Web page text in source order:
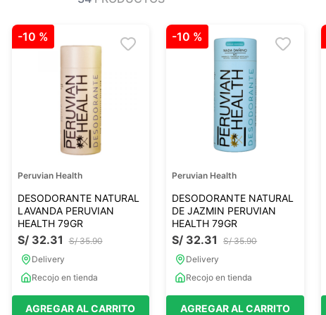
Condimentos
Salsas-Y-Aliños
Mantequillas-Veganas
Otras Mantequillas
Papillas y pure
Reposteria
Golosinas Saludables
Snack keto
Snack Salados
Snack Dulces
-10 %
Peruvian Health
DESODORANTE NATURAL
LAVANDA PERUVIAN
HEALTH 79GR
S/ 35.90
S/ 32.31
Delivery
Recojo en tienda
AGREGAR AL CARRITO
-10 %
Peruvian Health
DESODORANTE NATURAL
DE JAZMIN PERUVIAN
HEALTH 79GR
S/ 35.90
S/ 32.31
Delivery
Recojo en tienda
AGREGAR AL CARRITO